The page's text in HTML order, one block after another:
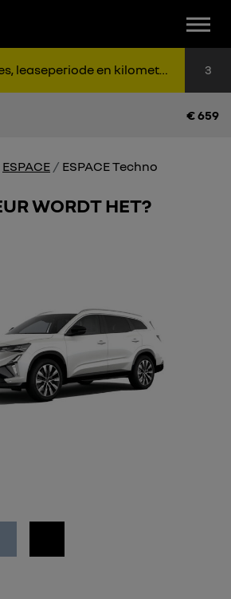
leaseperiode en kilometers Stap 2:
3
€659
ESPACE ESPACE Techno
WORDT HET?